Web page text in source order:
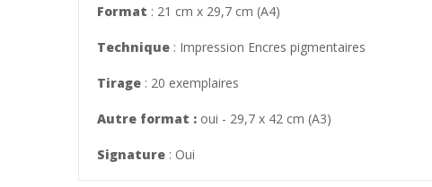
Format : 21 cm x 29,7 cm (A4)
Technique : Impression Encres pigmentaires
Tirage : 20 exemplaires
Autre format : oui - 29,7 x 42 cm (A3)
Signature : Oui